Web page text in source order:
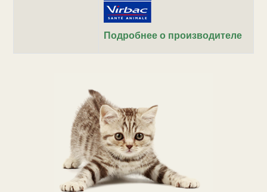
Подробнее о производителе